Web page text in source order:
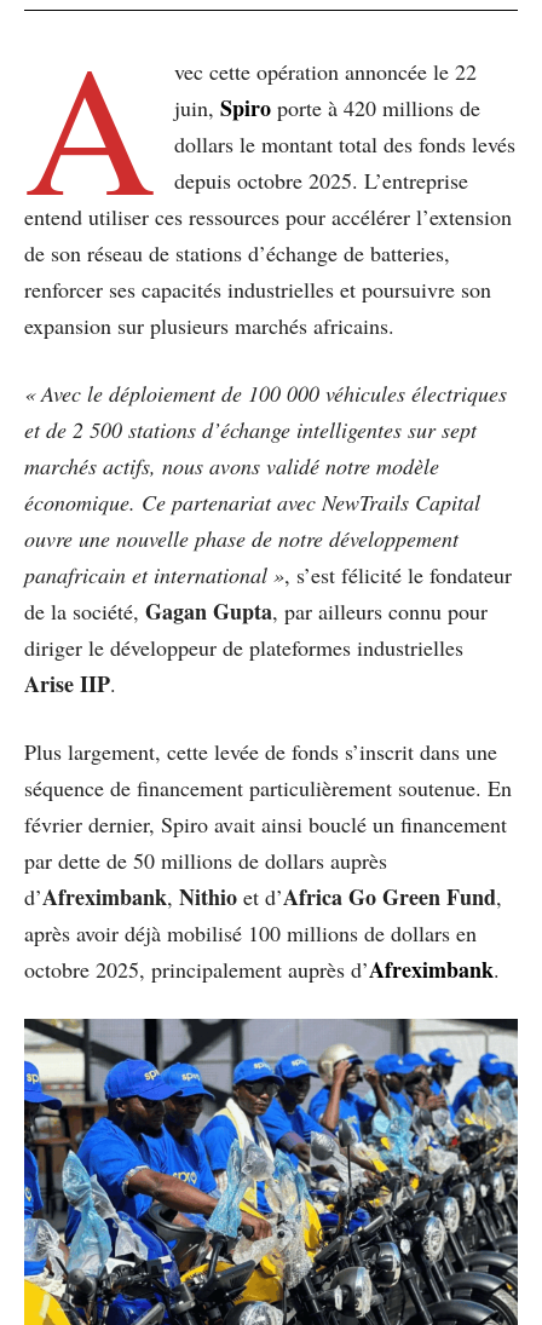
A
vec cette opération annoncée le 22
juin,Spiro porte à 420 millions de
dollars le montant total des fonds levés
depuis octobre 2025. L’entreprise
entend utiliser ces ressources pour accélérer l’extension
de son réseau de stations d’échange de batteries,
renforcer ses capacités industrielles et poursuivre son
expansion sur plusieurs marchés africains.
« Avec le déploiement de 100 000 véhicules électriques
et de 2 500 stations d’échange intelligentes sur sept
marchés actifs, nous avons validé notre modèle
économique. Ce partenariat avec NewTrails Capital
ouvre une nouvelle phase de notre développement
panafricain et international », s’est félicité le fondateur
de la société, Gagan Gupta, par ailleurs connu pour
diriger le développeur de plateformes industrielles
Arise IIP.
Plus largement, cette levée de fonds s’inscrit dans une
séquence de financement particulièrement soutenue. En
février dernier, Spiro avait ainsi bouclé un financement
par dette de 50 millions de dollars auprès
d’Afreximbank, Nithio et d’Africa Go Green Fund,
après avoir déjà mobilisé 100 millions de dollars en
octobre 2025, principalement auprès d’Afreximbank.